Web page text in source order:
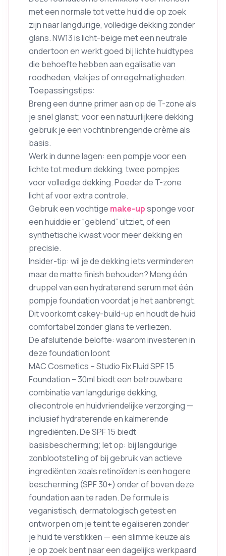
met een normale tot vette huid die op zoek
zijn naar langdurige, volledige dekking zonder
glans. NW13 is licht-beige met een neutrale
ondertoon en werkt goed bij lichte huidtypes
die behoefte hebben aan egalisatie van
roodheden, vlekjes of onregelmatigheden.
Toepassingstips:
Breng een dunne primer aan op de T-zone als
je snel glanst; voor een natuurlijkere dekking
gebruik je een vochtinbrengende crème als
basis.
Werk in dunne lagen: een pompje voor een
lichte tot medium dekking, twee pompjes
voor volledige dekking. Poeder de T-zone
licht af voor extra controle.
Gebruik een vochtige make-upsponge voor
een huiddie er “geblend” uitziet, of een
synthetische kwast voor meer dekking en
precisie.
Insider-tip: wil je de dekking iets verminderen
maar de matte finish behouden? Meng één
druppel van een hydraterend serum met één
pompje foundation voordat je het aanbrengt.
Dit voorkomt cakey-build-up en houdt de huid
comfortabel zonder glans te verliezen.
De afsluitende belofte: waarom investeren in
deze foundation loont
MAC Cosmetics – Studio Fix Fluid SPF 15
Foundation – 30ml biedt een betrouwbare
combinatie van langdurige dekking,
oliecontrole en huidvriendelijke verzorging —
inclusief hydraterende en kalmerende
ingrediënten. De SPF 15 biedt
basisbescherming; let op: bij langdurige
zonblootstelling of bij gebruik van actieve
ingrediënten zoals retinoïden is een hogere
bescherming (SPF 30+) onder of boven deze
foundation aan te raden. De formule is
veganistisch, dermatologisch getest en
ontworpen om je teint te egaliseren zonder
je huid te verstikken — een slimme keuze als
je op zoek bent naar een dagelijks werkpaard